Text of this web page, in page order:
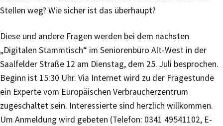
Stellen weg? Wie sicher ist das überhaupt?
Diese und andere Fragen werden bei dem nächsten
„Digitalen Stammtisch“ im Seniorenbüro Alt-West in der
Saalfelder Straße 12 am Dienstag, dem 25. Juli besprochen.
Beginn ist 15:30 Uhr. Via Internet wird zu der Fragestunde
ein Experte vom Europäischen Verbraucherzentrum
zugeschaltet sein. Interessierte sind herzlich willkommen.
Um Anmeldung wird gebeten (Telefon: 0341 49541102, E-